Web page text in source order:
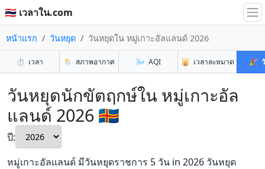
🇹🇭 เวลาใน.com
หน้าแรก วันหยุด วันหยุดใน หมู่เกาะอัลแลนด์ 2026
⏱️ เวลา 🌦️ สภาพอากาศ 🌬️ AQI 🕌 เวลาละหมาด 🎉
วันหยุดนักขัตฤกษ์ใน หมู่เกาะอัล
แลนด์ 2026 🇦🇽
ปี:
หมู่เกาะอัลแลนด์ มีวันหยุดราชการ 5 วัน in 2026 วันหยุด